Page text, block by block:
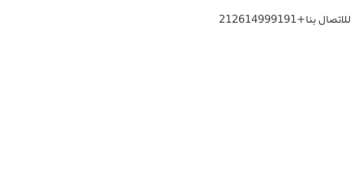
للاتصال بنا+212614999191